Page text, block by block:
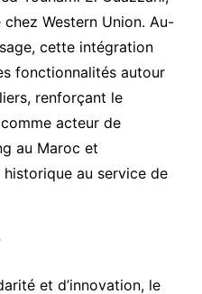
Western Union. Au-
cette intégration
fonctionnalités autour
renforçant le
acteur de
au Maroc et
au service de
et d’innovation, le